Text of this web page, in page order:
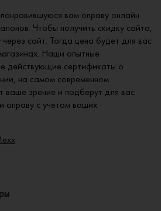
вам оправу онлайн
Чтобы получить скидку сайта,
сайт. Тогда цена будет для вас
Наши опытные
действующие сертификаты о
на самом современном
ваше зрение и подберут для вас
оправу с учетом ваших